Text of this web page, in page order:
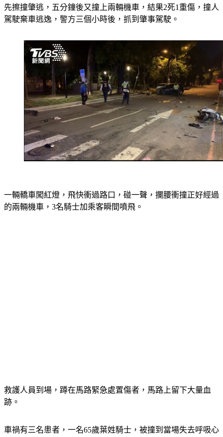
先擦撞肇逃，五分鐘後又撞上兩輛機車，結果2死1重傷，撞人
駕駛棄車逃逸，警方三個小時後，抓到肇事駕駛。
一輛轎車闖紅燈，飛快衝過路口，碰一聲，攔腰衝撞正好經過
的兩輛機車，3名騎士加乘客瞬間噴飛。
救護人員到場，蹲在馬路緊急處置傷者，馬路上留下大量血
跡。
車禍有三名患者，一名65歲葉姓騎士，被撞到當場失去呼吸心